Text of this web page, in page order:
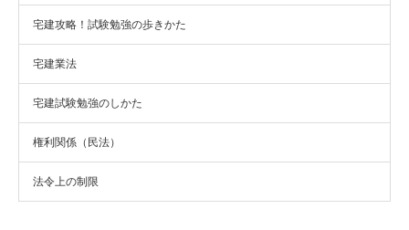
宅建攻略！試験勉強の歩きかた
宅建業法
宅建試験勉強のしかた
権利関係（民法）
法令上の制限